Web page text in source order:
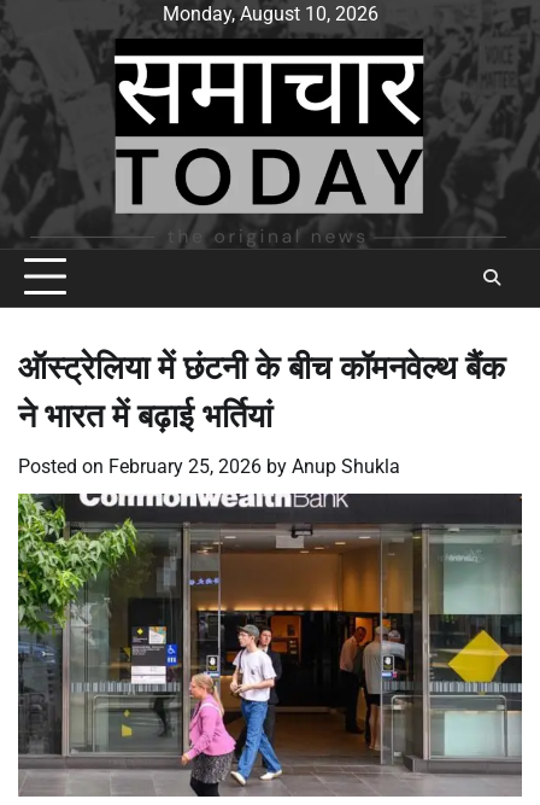
Skip
to
content
Monday, August 10, 2026
ऑस्ट्रेलिया में छंटनी के बीच कॉमनवेल्थ बैंक
ने भारत में बढ़ाई भर्तियां
Posted on February 25, 2026 by Anup Shukla